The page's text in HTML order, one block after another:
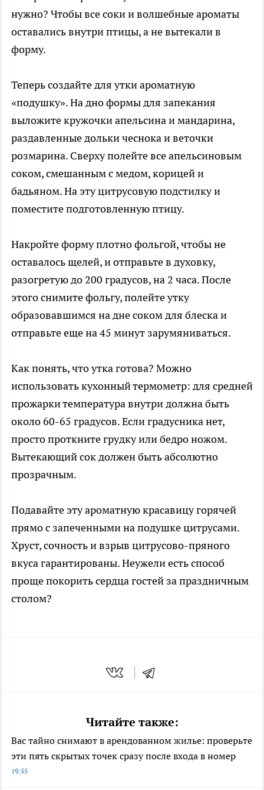
нужно? Чтобы все соки и волшебные ароматы
оставались внутри птицы, а не вытекали в
форму.
Теперь создайте для утки ароматную
«подушку». На дно формы для запекания
выложите кружочки апельсина и мандарина,
раздавленные дольки чеснока и веточки
розмарина. Сверху полейте все апельсиновым
соком, смешанным с медом, корицей и
бадьяном. На эту цитрусовую подстилку и
поместите подготовленную птицу.
Накройте форму плотно фольгой, чтобы не
оставалось щелей, и отправьте в духовку,
разогретую до 200 градусов, на 2 часа. После
этого снимите фольгу, полейте утку
образовавшимся на дне соком для блеска и
отправьте еще на 45 минут зарумяниваться.
Как понять, что утка готова? Можно
использовать кухонный термометр: для средней
прожарки температура внутри должна быть
около 60-65 градусов. Если градусника нет,
просто проткните грудку или бедро ножом.
Вытекающий сок должен быть абсолютно
прозрачным.
Подавайте эту ароматную красавицу горячей
прямо с запеченными на подушке цитрусами.
Хруст, сочность и взрыв цитрусово-пряного
вкуса гарантированы. Неужели есть способ
проще покорить сердца гостей за праздничным
столом?
Читайте также:
Вас тайно снимают в арендованном жилье: проверьте
эти пять скрытых точек сразу после входа в номер
19:55